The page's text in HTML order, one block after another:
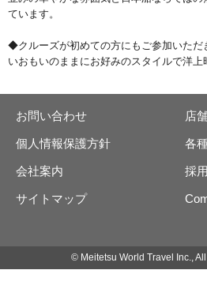
ています。
◆クルーズが初めての方にもご参加いただ
いおもいのままにお好みのスタイルで洋上
お問い合わせ 店
個人情報保護方針 各
会社案内 採
サイトマップ
© Meitetsu World Travel Inc.,